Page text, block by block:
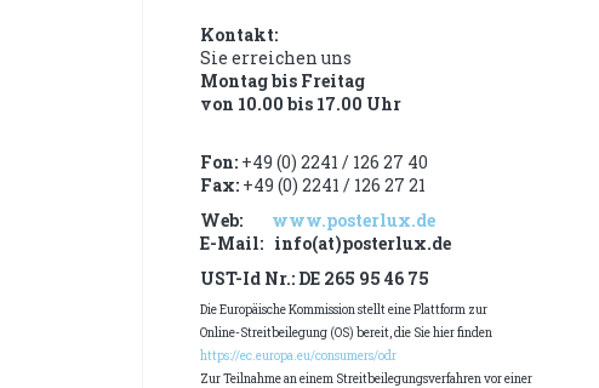
Kontakt:
Sie erreichen uns
Montag bis Freitag
von 10.00 bis 17.00 Uhr
Fon: +49 (0) 2241 / 126 27 40
Fax: +49 (0) 2241 / 126 27 21
Web:
www.posterlux.de
E-Mail: info(at)posterlux.de
UST-Id Nr.: DE 265 95 46 75
Die Europäische Kommission stellt eine Plattform zur
Online-Streitbeilegung (OS) bereit, die Sie hier finden
https://ec.europa.eu/consumers/odr
Zur Teilnahme an einem Streitbeilegungsverfahren vor einer